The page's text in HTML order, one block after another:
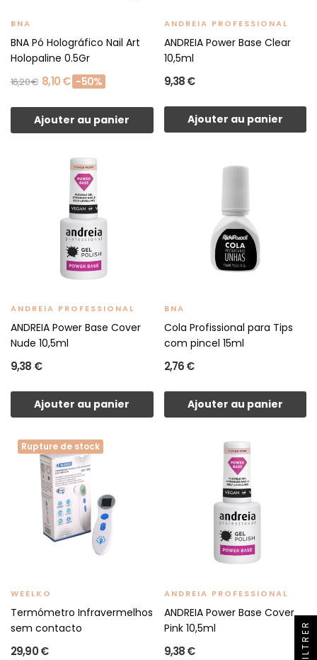
BNA
BNA Pó Holográfico Nail Art
Holopaline 0.5Gr
16,20 € 8,10 € -50%
Ajouter au panier
ANDREIA PROFESSIONAL
ANDREIA Power Base Clear
10,5ml
9,38 €
Ajouter au panier
ANDREIA PROFESSIONAL
ANDREIA Power Base Cover
Nude 10,5ml
9,38 €
Ajouter au panier
BNA
Cola Profissional para Tips
com pincel 15ml
2,76 €
Ajouter au panier
Rupture de stock
WEELKO
Termómetro Infravermelhos
sem contacto
29,90 €
ANDREIA PROFESSIONAL
ANDREIA Power Base Cover
Pink 10,5ml
9,38 € FILTRER